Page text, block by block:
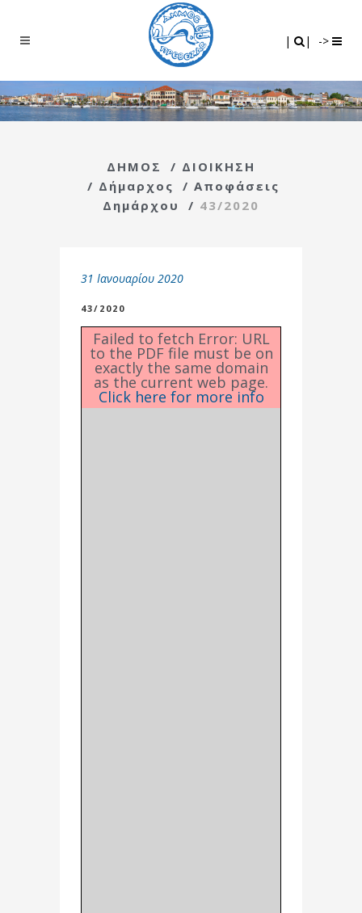
| | ->
ΔΗΜΟΣ / ΔΙΟΙΚΗΣΗ
/ Δήμαρχος / Αποφάσεις
Δημάρχου
/ 43/2020
31 Ιανουαρίου 2020
43/2020
Failed to fetch Error: URL
to the PDF file must be on
exactly the same domain
as the current web page.
Click here for more info